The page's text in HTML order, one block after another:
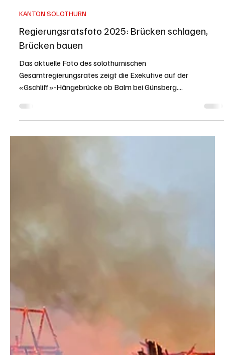
Kanton Solothurn
KANTON SOLOTHURN
Brücken bauen
Das aktuelle Foto des solothurnischen
«Gschliff»-Hängebrücke ob Balm bei Günsberg....